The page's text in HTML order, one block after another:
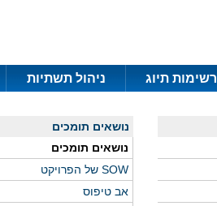
רשימות תיוג ניהול תשתיות
נושאים תומכים
נושאים תומכים
SOW של הפרויקט
אב טיפוס